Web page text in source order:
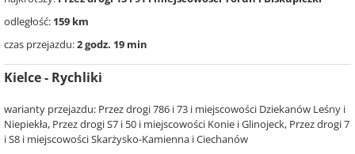
odległość: 159 km
czas przejazdu:2 godz. 19 min
Kielce - Rychliki
warianty przejazdu: Przez drogi 786 i 73 i miejscowości Dziekanów Leśny i
Niepiekła, Przez drogi S7 i 50 i miejscowości Konie i Glinojeck, Przez drogi 7
i S8 i miejscowości Skarżysko-Kamienna i Ciechanów